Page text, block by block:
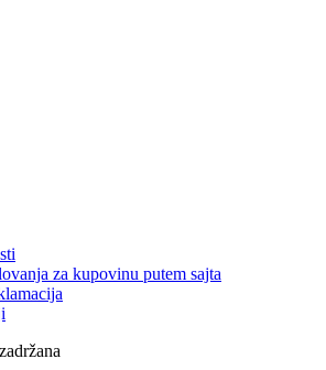
za kupovinu putem sajta